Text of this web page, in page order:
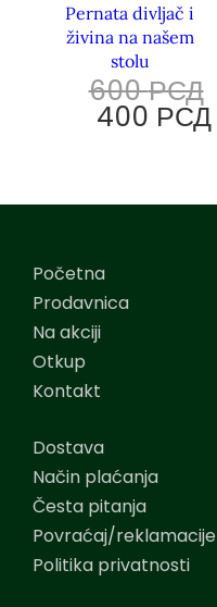
Pernata divljač i
živina na našem
stolu
600РСД
400 РСД
Početna
Prodavnica
Na akciji
Otkup
Kontakt
Dostava
Način plaćanja
Česta pitanja
Povraćaj/reklamacije
Politika privatnosti